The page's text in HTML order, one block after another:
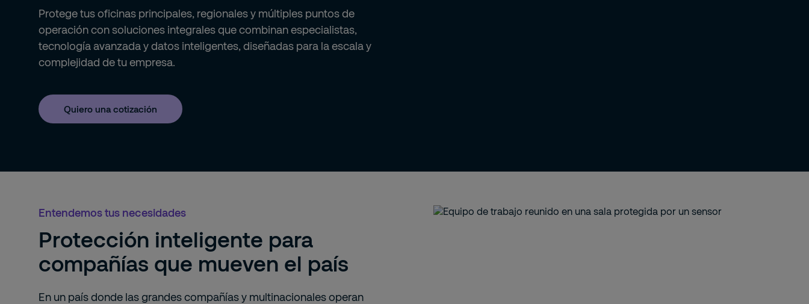
Protege tus oficinas principales, regionales y múltiples puntos de
operación con soluciones integrales que combinan especialistas,
tecnología avanzada y datos inteligentes, diseñadas para la escala y
complejidad de tu empresa.
Quiero una cotización
Entendemos tus necesidades
Protección inteligente para
compañías que mueven el país
En un país donde las grandes compañías y multinacionales operan